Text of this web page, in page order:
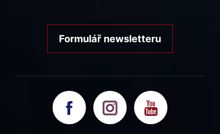
Formulář newsletteru